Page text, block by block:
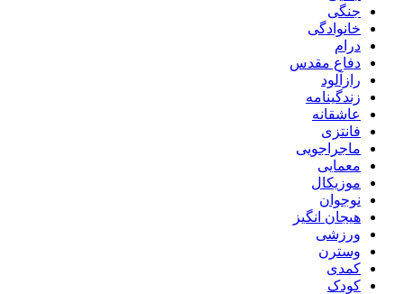
جنگی
خانوادگی
درام
دفاع مقدس
رازآلود
زندگینامه
عاشقانه
فانتزی
ماجراجویی
معمایی
موزیکال
نوجوان
هیجان انگیز
ورزشی
وسترن
کمدی
کودک